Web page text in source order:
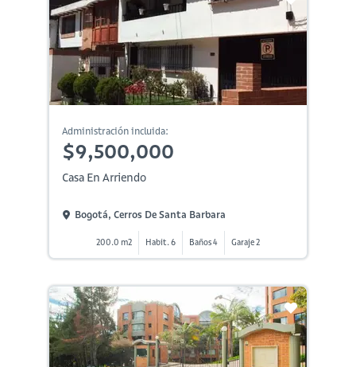
Administración incluida:
$9,500,000
Casa En Arriendo
Bogotá, Cerros De Santa Barbara
200.0 m2 Habit. 6 Baños 4 Garaje 2